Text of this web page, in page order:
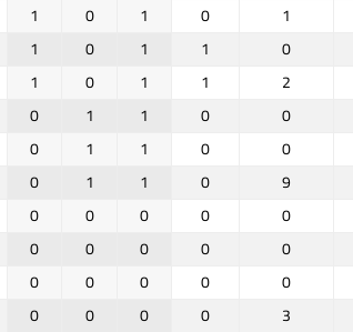
1 0 1 0 1
1 0 1 1 0
1 0 1 1 2
0 1 1 0 0
0 1 1 0 0
0 1 1 0 9
0 0 0 0 0
0 0 0 0 0
0 0 0 0 0
0 0 0 0 3